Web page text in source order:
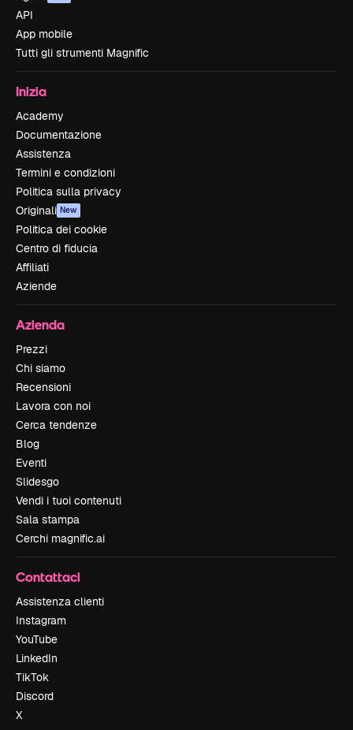
API
App mobile
Tutti gli strumenti Magnific
Inizia
Academy
Documentazione
Assistenza
Termini e condizioni
Politica sulla privacy
Originali New
Politica dei cookie
Centro di fiducia
Affiliati
Aziende
Azienda
Prezzi
Chi siamo
Recensioni
Lavora con noi
Cerca tendenze
Blog
Eventi
Slidesgo
Vendi i tuoi contenuti
Sala stampa
Cerchi magnific.ai
Contattaci
Assistenza clienti
Instagram
YouTube
LinkedIn
TikTok
Discord
X